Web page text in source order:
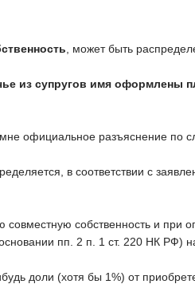
, может быть
из супругов имя оформлены
официальное разъяснение по
в соответствии с
собственность и при
пп. 2 п. 1 ст. 220 НК РФ)
доли (хотя бы 1%) от